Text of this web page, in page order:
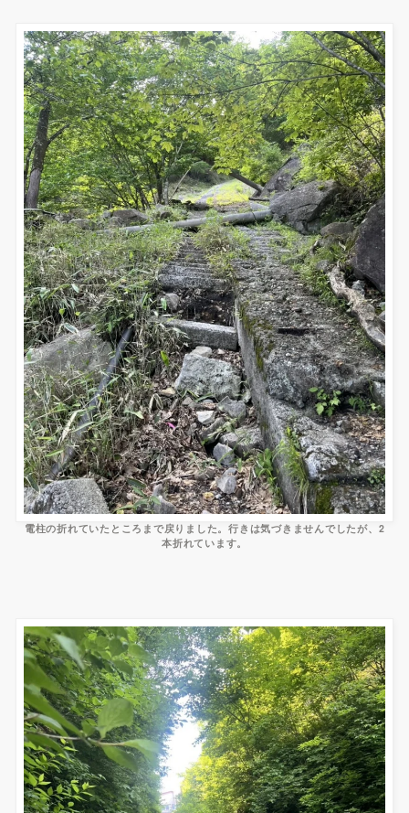
電柱の折れていたところまで戻りました。行きは気づきませんでしたが、2
本折れています。